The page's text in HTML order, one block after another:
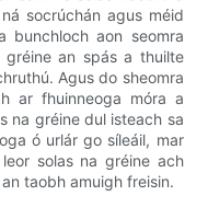
socrúchán agus méid
bunchloch aon seomra
an spás a thuilte
Agus do sheomra
ar fhuinneoga móra a
na gréine dul isteach sa
ó urlár go síleáil, mar
solas na gréine ach
taobh amuigh freisin.